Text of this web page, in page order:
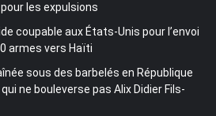
les expulsions
coupable aux États-Unis pour l’envoi
armes vers Haïti
sous des barbelés en République
ne bouleverse pas Alix Didier Fils-